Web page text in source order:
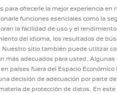
para ofrecerle la mejor experiencia en
funciones esenciales como la
la facilidad de uso y el
del idioma, los resultados de
Nuestro sitio también puede utilizar
más adecuados para usted.
países fuera del Espacio
decisión de adecuación por parte
de protección de datos. En este